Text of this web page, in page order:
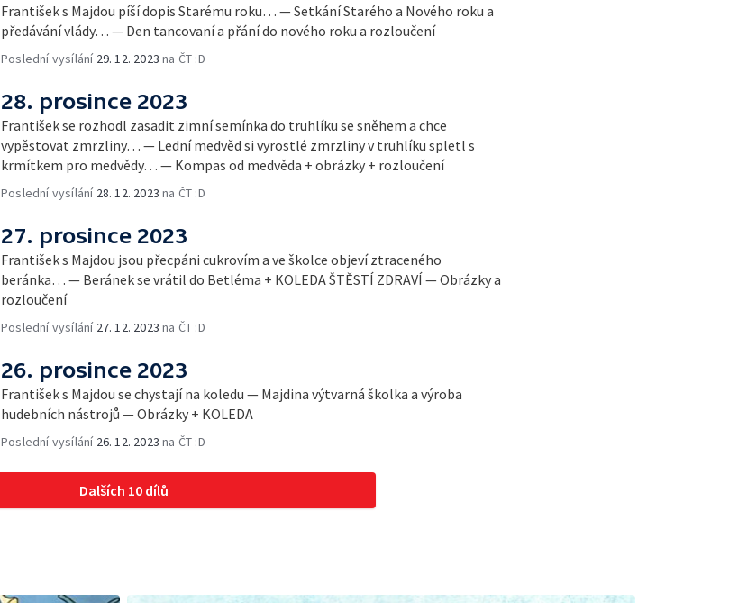
František s Majdou píší dopis Starému roku… — Setkání Starého a Nového roku a
předávání vlády… — Den tancovaní a přání do nového roku a rozloučení
Poslední vysílání 29. 12. 2023 na ČT :D
28. prosince 2023
František se rozhodl zasadit zimní semínka do truhlíku se sněhem a chce
vypěstovat zmrzliny… — Lední medvěd si vyrostlé zmrzliny v truhlíku spletl s
krmítkem pro medvědy… — Kompas od medvěda + obrázky + rozloučení
Poslední vysílání 28. 12. 2023 na ČT :D
27. prosince 2023
František s Majdou jsou přecpáni cukrovím a ve školce objeví ztraceného
beránka… — Beránek se vrátil do Betléma + KOLEDA ŠTĚSTÍ ZDRAVÍ — Obrázky a
rozloučení
Poslední vysílání 27. 12. 2023 na ČT :D
26. prosince 2023
František s Majdou se chystají na koledu — Majdina výtvarná školka a výroba
hudebních nástrojů — Obrázky + KOLEDA
Poslední vysílání 26. 12. 2023 na ČT :D
Dalších 10 dílů